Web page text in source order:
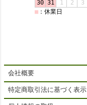
会社概要
特定商取引法に基づく表示